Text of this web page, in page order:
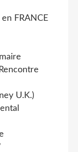
FRANCE
U.K.)